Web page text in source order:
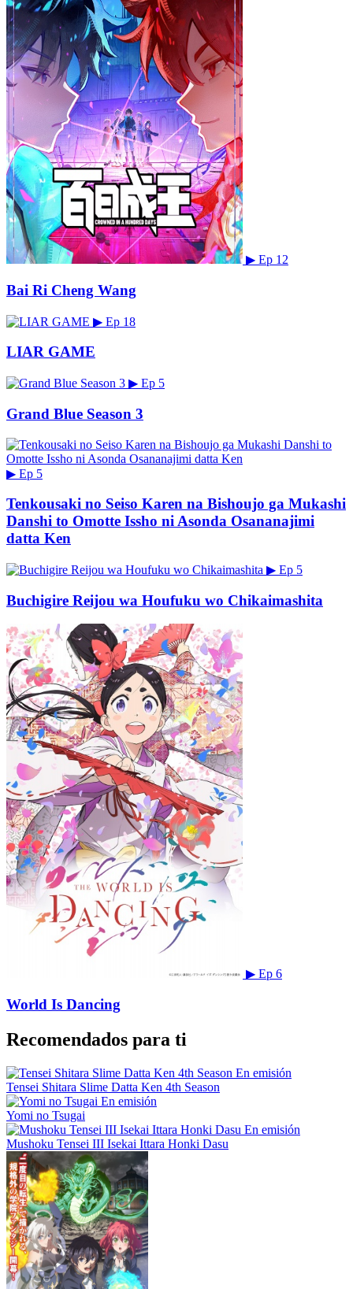
▶ Ep 12
Bai Ri Cheng Wang
▶ Ep 18
LIAR GAME
▶ Ep 5
Grand Blue Season 3
▶ Ep 5
Tenkousaki no Seiso Karen na Bishoujo ga Mukashi
Danshi to Omotte Issho ni Asonda Osananajimi
datta Ken
▶ Ep 5
Buchigire Reijou wa Houfuku wo Chikaimashita
▶ Ep 6
World Is Dancing
Recomendados para ti
En emisión
Tensei Shitara Slime Datta Ken 4th Season
En emisión
Yomi no Tsugai
En emisión
Mushoku Tensei III Isekai Ittara Honki Dasu